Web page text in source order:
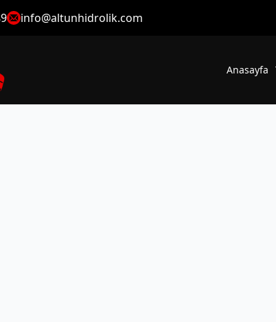
info@altunhidrolik.com
Anasayfa